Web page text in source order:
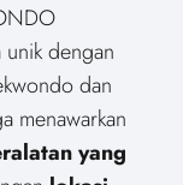
unik dengan
dan
menawarkan
yang